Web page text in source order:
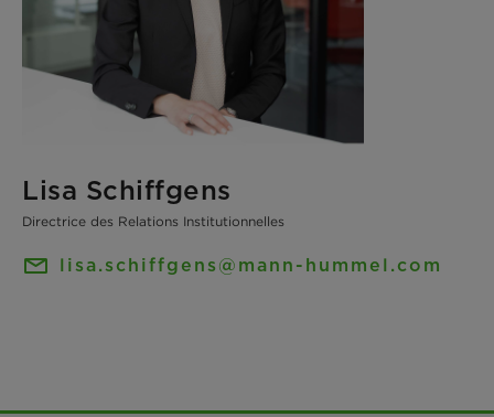
Lisa Schiffgens
Directrice des Relations Institutionnelles
lisa.schiffgens@mann-hummel.com